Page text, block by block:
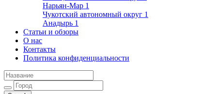
Нарьян-Мар 1
Чукотский автономный округ 1
Анадырь 1
Статьи и обзоры
О нас
Контакты
Политика конфиденциальности